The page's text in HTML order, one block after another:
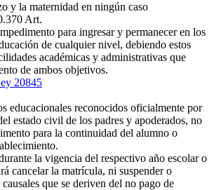
y la maternidad en ningún caso
Art.
para ingresar y permanecer en los
de cualquier nivel, debiendo estos
académicas y administrativas que
de ambos objetivos.
20845
educacionales reconocidos oficialmente por
estado civil de los padres y apoderados, no
para la continuidad del alumno o
la vigencia del respectivo año escolar o
cancelar la matrícula, ni suspender o
que se deriven del no pago de